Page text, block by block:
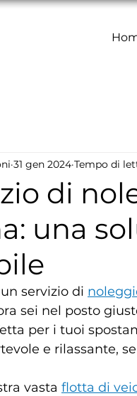
di
una
31 gen 2024 Tempo di
servizio di
sei nel posto
per i tuoi
e rilassante,
vasta flotta di